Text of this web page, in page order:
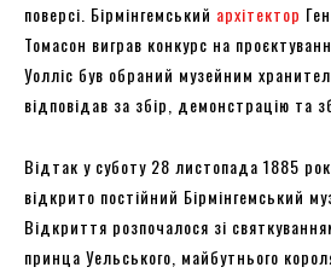
поверсі. Бірмінгемський архітектор
Томасон виграв конкурс на
Уолліс був обраний музейним
відповідав за збір, демонстрацію та
Відтак у суботу 28 листопада 1885
відкрито постійний Бірмінгемський
Відкриття розпочалося зі
принца Уельського, майбутнього